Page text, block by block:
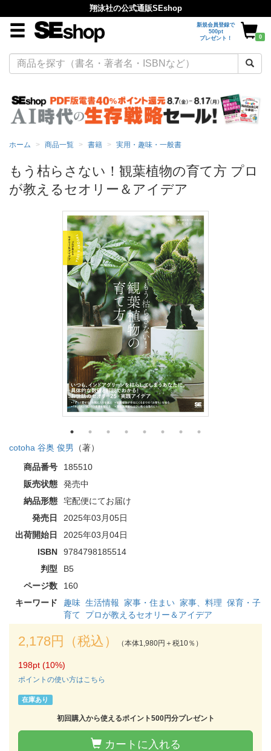
翔泳社の公式通販SEshop
新規会員登録で
500pt
プレゼント！
0
ホーム 商品一覧 書籍 実用・趣味・一般書
もう枯らさない！観葉植物の育て方 プロ
が教えるセオリー＆アイデア
cotoha 谷奥 俊男
（著）
商品番号
185510
販売状態
発売中
納品形態
宅配便にてお届け
発売日
2025年03月05日
出荷開始日
2025年03月04日
ISBN
9784798185514
判型
B5
ページ数
160
キーワード
趣味 生活情報 家事・住まい 家事、料理 保育・子
育て
プロが教えるセオリー＆アイデア
2,178円（税込） （本体1,980円＋税10％）
198pt (10%)
ポイントの使い方はこちら
在庫あり
初回購入から使えるポイント500円分プレゼント
カートに入れる